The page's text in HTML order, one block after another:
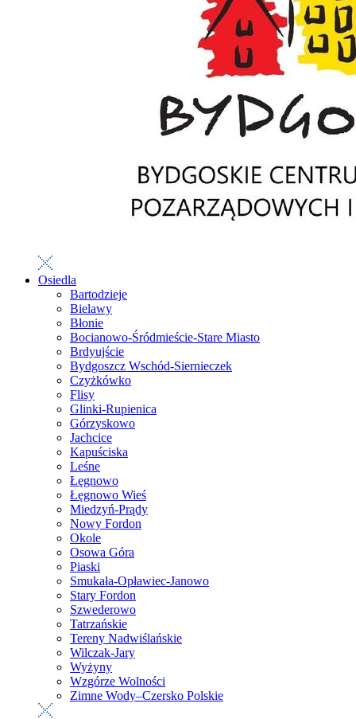
Osiedla
Bartodzieje
Bielawy
Błonie
Bocianowo-Śródmieście-Stare Miasto
Brdyujście
Bydgoszcz Wschód-Siernieczek
Czyżkówko
Flisy
Glinki-Rupienica
Górzyskowo
Jachcice
Kapuściska
Leśne
Łęgnowo
Łęgnowo Wieś
Miedzyń-Prądy
Nowy Fordon
Okole
Osowa Góra
Piaski
Smukała-Opławiec-Janowo
Stary Fordon
Szwederowo
Tatrzańskie
Tereny Nadwiślańskie
Wilczak-Jary
Wyżyny
Wzgórze Wolności
Zimne Wody–Czersko Polskie